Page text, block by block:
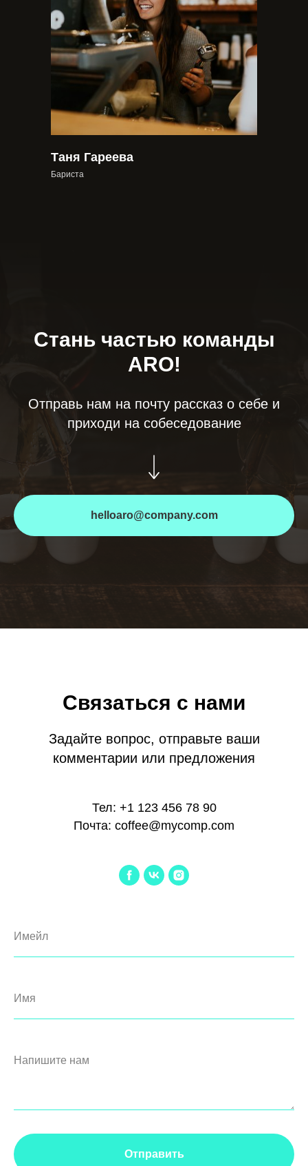
Таня Гареева
Бариста
Стань частью команды
ARO!
Отправь нам на почту рассказ о себе и
приходи на собеседование
helloaro@company.com
Связаться с нами
Задайте вопрос, отправьте ваши
комментарии или предложения
Тел: +1 123 456 78 90
Почта: coffee@mycomp.com
Имейл
Имя
Напишите нам
Отправить